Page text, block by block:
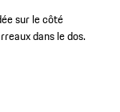
sur le côté
dans le dos.